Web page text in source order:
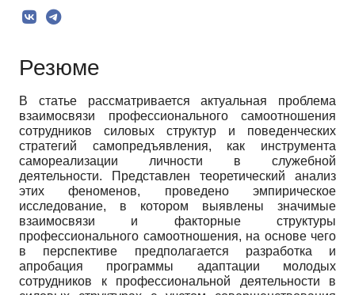
Резюме
В статье рассматривается актуальная проблема
взаимосвязи профессионального самоотношения
сотрудников силовых структур и поведенческих
стратегий самопредъявления, как инструмента
самореализации личности в служебной
деятельности. Представлен теоретический анализ
этих феноменов, проведено эмпирическое
исследование, в котором выявлены значимые
взаимосвязи и факторные структуры
профессионального самоотношения, на основе чего
в перспективе предполагается разработка и
апробация программы адаптации молодых
сотрудников к профессиональной деятельности в